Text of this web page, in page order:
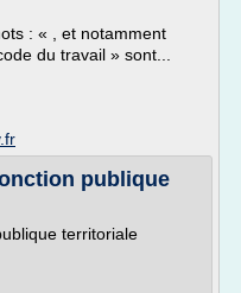
: « , et notamment
du travail » sont...
publique
territoriale